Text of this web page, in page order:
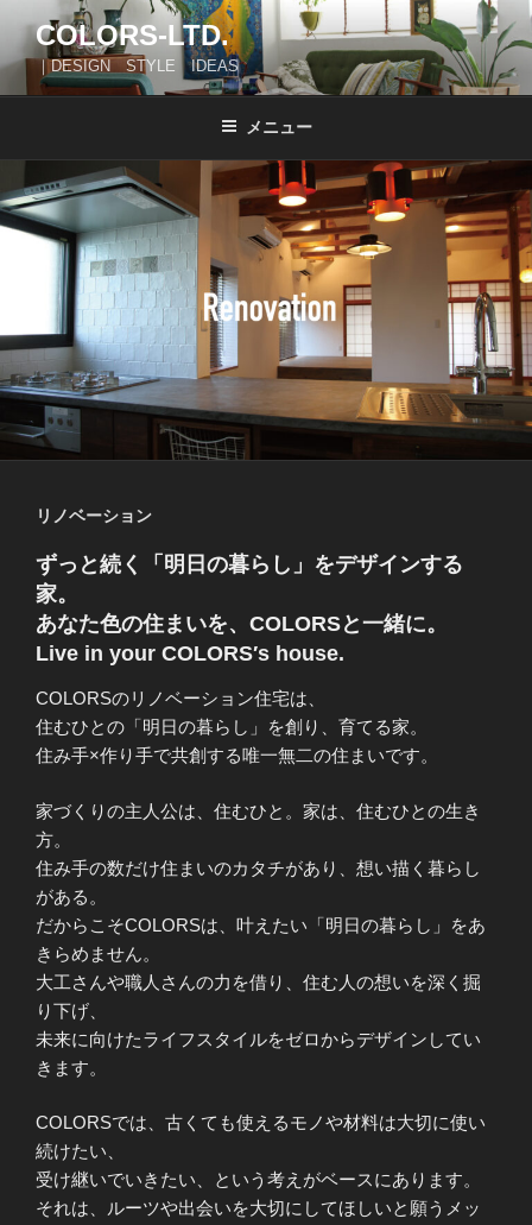
テ
ン
キ
COLORS-LTD.
｜DESIGN STYLE IDEAS
メニュー
リノベーション
ずっと続く「明日の暮らし」 をデザインする
家。
あなた色の住まいを、COLORSと一緒に。
Live in your COLORS′s house.
COLORSのリノベーション住宅は、
住むひとの「明日の暮らし」を創り、育てる家。
住み手×作り手で共創する唯一無二の住まいです。
家づくりの主人公は、住むひと。家は、住むひとの生き
方。
住み手の数だけ住まいのカタチがあり、想い描く暮らし
がある。
だからこそCOLORSは、叶えたい「明日の暮らし」をあ
きらめません。
大工さんや職人さんの力を借り、住む人の想いを深く掘
り下げ、
未来に向けたライフスタイルをゼロからデザインしてい
きます。
COLORSでは、古くても使えるモノや材料は大切に使い
続けたい、
受け継いでいきたい、という考えがベースにあります。
それは、ルーツや出会いを大切にしてほしいと願うメッ